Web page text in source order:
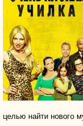
целью найти нового